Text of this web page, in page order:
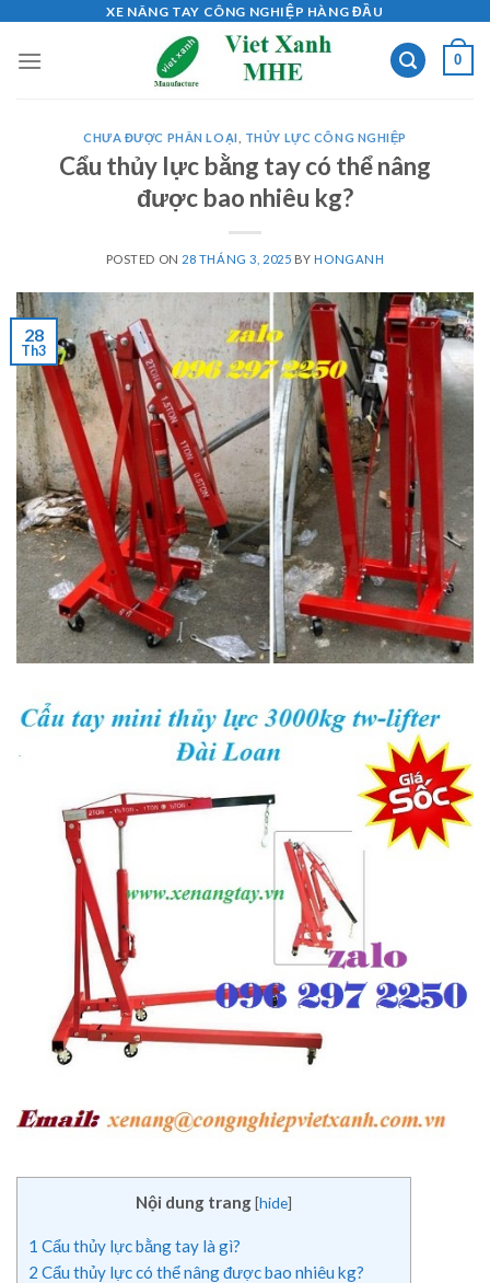
content
XE NÂNG TAY CÔNG NGHIỆP HÀNG ĐẦU
0
CHƯA ĐƯỢC PHÂN LOẠI THỦY LỰC CÔNG NGHIỆP
Cẩu thủy lực bằng tay có thể nâng
được bao nhiêu kg?
POSTED ON 28 THÁNG 3, 2025 BYHONGANH
28
Th3
Nội dung trang[hide]
1 Cẩu thủy lực bằng tay là gì?
2 Cẩu thủy lực có thể nâng được bao nhiêu kg?